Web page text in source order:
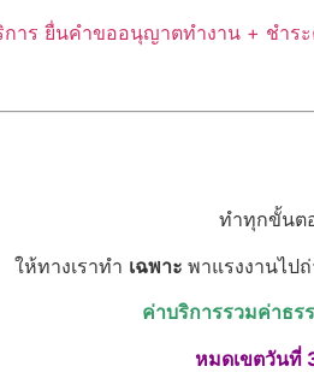
ทำทุกขั้นต
ให้ทางเราทำ เฉพาะ พาแรงงานไป
ค่าบริการรวมค่าธ
หมดเขตวันที่